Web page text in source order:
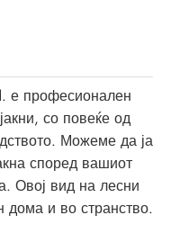
е професионален
со повеќе од
Можеме да ја
според вашиот
Овој вид на лесни
дома и во странство.